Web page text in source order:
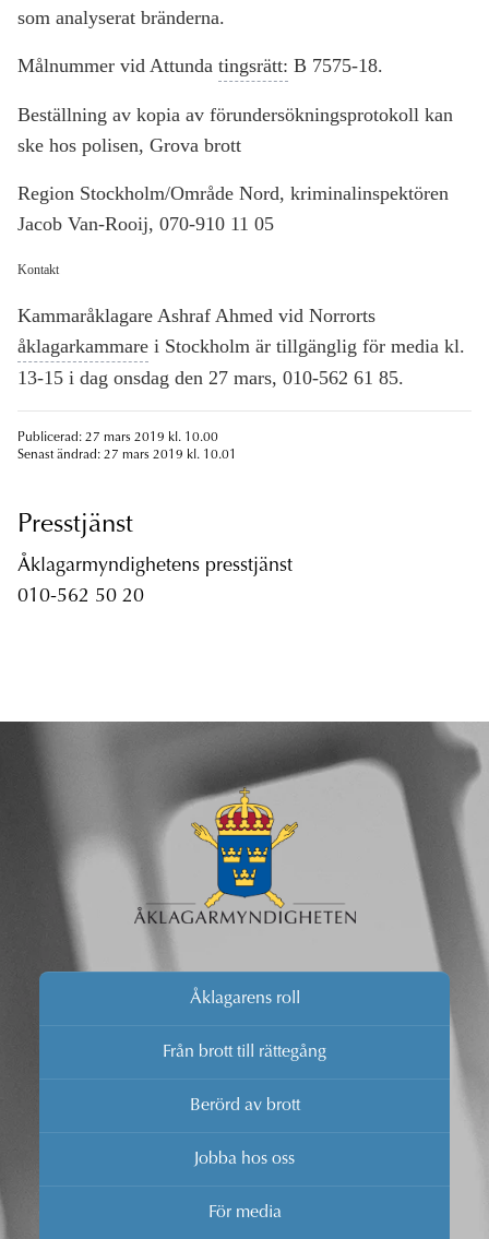
som analyserat bränderna.
Målnummer vid Attunda tingsrätt: B 7575-18.
Beställning av kopia av förundersökningsprotokoll kan
ske hos polisen, Grova brott
Region Stockholm/Område Nord, kriminalinspektören
Jacob Van-Rooij, 070-910 11 05
Kontakt
Kammaråklagare Ashraf Ahmed vid Norrorts
åklagarkammare i Stockholm är tillgänglig för media kl.
13-15 i dag onsdag den 27 mars, 010-562 61 85.
Publicerad: 27 mars 2019 kl. 10.00
Senast ändrad: 27 mars 2019 kl. 10.01
Presstjänst
Åklagarmyndighetens presstjänst
010-562 50 20
Åklagarens roll
Från brott till rättegång
Berörd av brott
Jobba hos oss
För media